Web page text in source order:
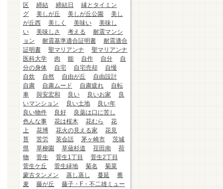
区
締結 締結日
縁とタイミン
グ
美しが丘 美しが丘公園
美し
が丘西
美しく 美味い
美味し
い
美味しさ 考える
耐震マンシ
ョン
耐震基準適合証明書
耐震適合
証明書
聖マリアンナ
聖マリアンナ
医科大学
肉 能 自作 自分
自
分の身体
自宅 自宅売却
自慢
自炊
自然 自由が丘
自由設計
自粛
自粛ムード 自粛疲れ
自転
車
與安宏和 良い 良いお家
良
いマンション
良い土地
良い年
良い物件
良好
良薬は口に苦し
色んな事
花は桜木 花むら
花
上
花博 花火の見える家
花見
苔
苦労 英会話 茅ヶ崎市
茨城
県
草柳園 草薙杉道 荏田南
荷
物
菅生 菅生1丁目
菅生2丁目
菅生ケ丘
菅生緑地 菊名
菊菜
蒙古タンメン
蒸し蒸し 蔓延
蕎
麦
藤が丘
藤子・F・不二雄ミュー